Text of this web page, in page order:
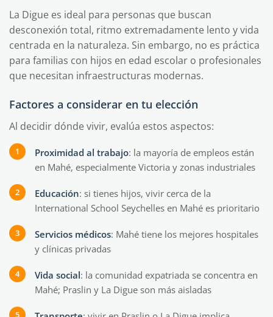
La Digue es ideal para personas que buscan
desconexión total, ritmo extremadamente lento y vida
centrada en la naturaleza. Sin embargo, no es práctica
para familias con hijos en edad escolar o profesionales
que necesitan infraestructuras modernas.
Factores a considerar en tu elección
Al decidir dónde vivir, evalúa estos aspectos:
Proximidad al trabajo: la mayoría de empleos están
en Mahé, especialmente Victoria y zonas industriales
Educación: si tienes hijos, vivir cerca de la
International School Seychelles en Mahé es prioritario
Servicios médicos: Mahé tiene los mejores hospitales
y clínicas privadas
Vida social: la comunidad expatriada se concentra en
Mahé; Praslin y La Digue son más aisladas